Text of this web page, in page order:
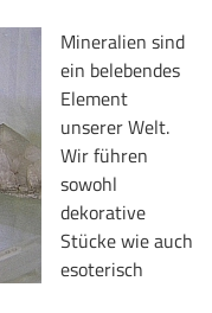
Mineralien sind
ein belebendes
Element
unserer Welt.
Wir führen
sowohl
dekorative
Stücke wie auch
esoterisch